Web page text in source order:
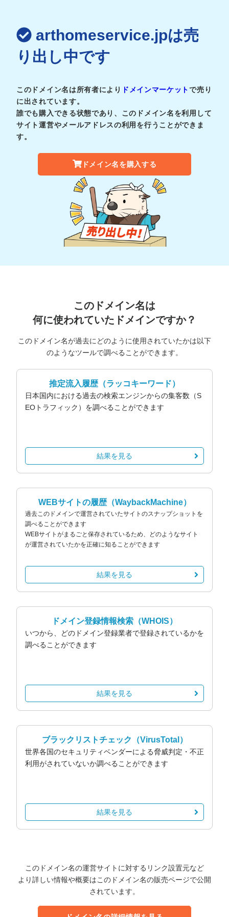
arthomeservice.jpは売
り出し中です
このドメイン名は所有者により ドメインマーケットで売り
に出されています。
誰でも購入できる状態であり、このドメイン名を利用して
サイト運営やメールアドレスの利用を行うことができま
す。
ドメイン名を購入する
このドメイン名は
何に使われていたドメインですか？
このドメイン名が過去にどのように使用されていたかは以下
のようなツールで調べることができます。
推定流入履歴（ラッコキーワード）
日本国内における過去の検索エンジンからの集客数（S
EOトラフィック）を調べることができます
結果を見る
WEBサイトの履歴（WaybackMachine）
過去このドメインで運営されていたサイトのスナップショットを
調べることができます
WEBサイトがまるごと保存されているため、どのようなサイト
が運営されていたかを正確に知ることができます
結果を見る
ドメイン登録情報検索 （WHOIS）
いつから、どのドメイン登録業者で登録されているかを
調べることができます
結果を見る
ブラックリストチェック （VirusTotal）
世界各国のセキュリティベンダーによる脅威判定・不正
利用がされていないか調べることができます
結果を見る
このドメイン名の運営サイトに対するリンク設置元など
より詳しい情報や概要はこのドメイン名の販売ページで公開
されています。